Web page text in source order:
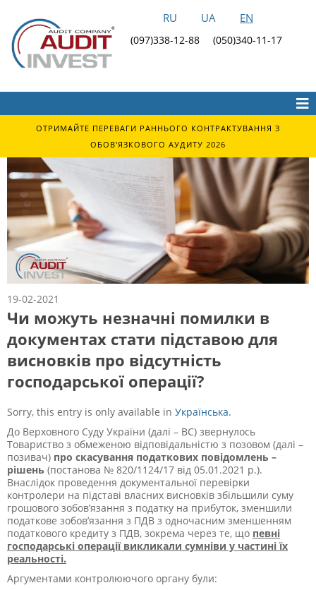
RU UA EN
(097)338-12-88 (050)340-11-17
ОТРИМАЙТЕ ПЕРЕВАГИ РАННЬОГО КОНТРАКТУВАННЯ З
ОБОВ'ЯЗКОВОГО АУДИТУ 2026
19-02-2021
Чи можуть незначні помилки в
документах стати підставою для
висновків про відсутність
господарської операції?
Sorry, this entry is only available in Українська.
До Верховного Суду України (далі – ВС) звернулось
Товариство з обмеженою відповідальністю з позовом (далі –
позивач) про скасування податкових повідомлень –
рішень (постанова № 820/1124/17 від 05.01.2021 р.).
Внаслідок проведення документальної перевірки
контролери на підставі власних висновків збільшили суму
грошового зобов’язання з податку на прибуток, зменшили
податкове зобов’язання з ПДВ з одночасним зменшенням
податкового кредиту з ПДВ, зокрема через те, що певні
господарські операції викликали сумніви у частині їх
реальності.
Аргументами контролюючого органу були: